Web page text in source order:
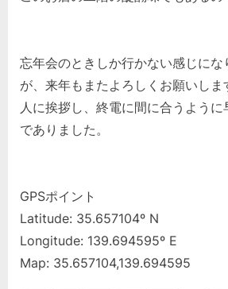
忘年会のときしか行かない感じにな
が、来年もまたよろしくお願いし
人に挨拶し、終電に間に合うよう
でありました。
GPSポイント
Latitude: 35.657104º N
Longitude: 139.694595º E
Map: 35.657104,139.694595